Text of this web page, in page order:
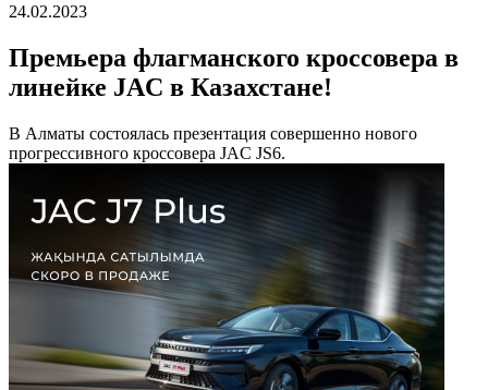
24.02.2023
Премьера флагманского кроссовера в
линейке JAC в Казахстане!
В Алматы состоялась презентация совершенно нового
прогрессивного кроссовера JAC JS6.